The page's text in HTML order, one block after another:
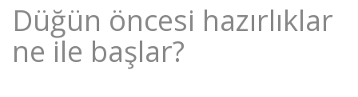
Düğün öncesi hazırlıklar
ne ile başlar?